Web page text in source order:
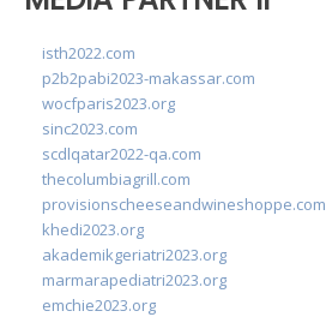
isth2022.com
p2b2pabi2023-makassar.com
wocfparis2023.org
sinc2023.com
scdlqatar2022-qa.com
thecolumbiagrill.com
provisionscheeseandwineshoppe.com
khedi2023.org
akademikgeriatri2023.org
marmarapediatri2023.org
emchie2023.org